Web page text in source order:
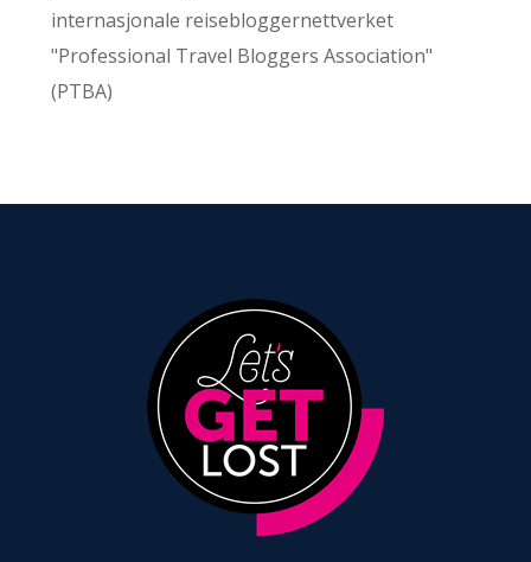
internasjonale reisebloggernettverket
"Professional Travel Bloggers Association"
(PTBA)